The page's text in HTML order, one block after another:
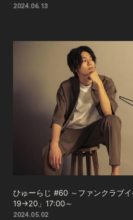
2024.06.13
ひゅーらじ #60 ～ファンクラブ
19→20」17:00～
2024.05.02